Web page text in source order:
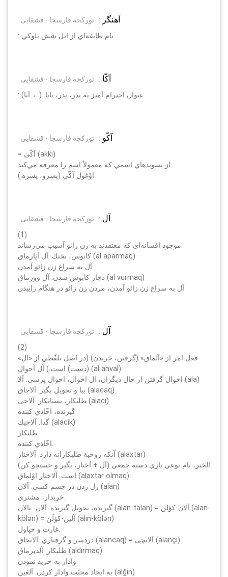
آهنگر : تورکجه فارسجا - قشقایی
: نام طايفه‌اي از ايل شش بلوكي
آكّا : تورکجه فارسجا - قشقایی
: عنوان احترام آميز به پدر، پدر، بابا. (← آتا)
آكّو : تورکجه فارسجا - قشقایی
= آكّى (akkı)
از پسوندهاي اسمي كه معمولاً اسم را معرفه مي‌كند
اوْغول آكّى (پسرو، پسره.)
آل : تورکجه فارسجا - قشقایی
(1)
كابوس، بختك. آل آپارماق (al aparmaq)
دچار كابوس شدن. آل وورماق (al vurmaq)
آل به سراغ زن زائو آمدن، مردن زن زائو در هنگام زاييدن
آل : تورکجه فارسجا - قشقایی
(2)
فعل امر از «آلماق» (گرفتن، خريدن) (در اصل تلفّظي از «ال»
(دست) است.) آل آحوال (al ahval)
احوال گرفتن از حال ديگران، ال احوال، احوال پرسي. آلا (ala)
بيا و تحويل بگير. آلاجاق (alacaq)
طلبكار، بستانكار. آلاجى (alacı)
گدا. آلاجيك (alacik)
آنكه روحية طلبكارانه دارد. آلاختار (alaxtar)
(آل + آختار، بگير و جستجو كن) الختر، نام نوعي بازي دسته جمعي
است. آلاختار اوْلماق (alaxtar olmaq)
زل زدن در چشم كسي. آلان (alan)
گيرنده، تحويل گيرنده. آلان- تالان (alan-talan) = آلان-كؤلن (alan-
kölәn) = آلين-كؤلَن (alın-kölәn)
دردسر و گرفتاري. آلانجاق (alancaq) = آلانچى (alançı)
طلبكار. آلديرماق (aldırmaq)
به ايجاد محبّت وادار كردن. آلغين (alğın)